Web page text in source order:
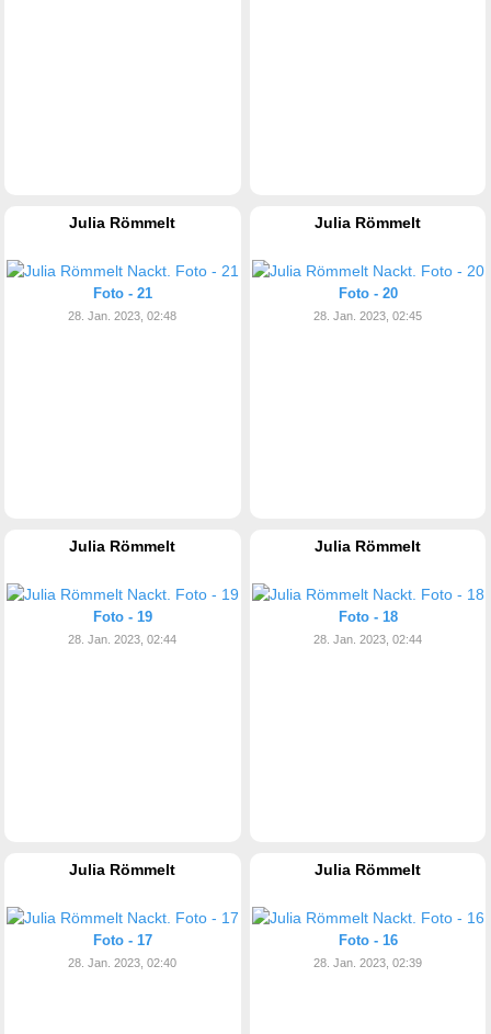
Julia Römmelt
Foto - 21
28. Jan. 2023, 02:48
Julia Römmelt
Foto - 20
28. Jan. 2023, 02:45
Julia Römmelt
Foto - 19
28. Jan. 2023, 02:44
Julia Römmelt
Foto - 18
28. Jan. 2023, 02:44
Julia Römmelt
Foto - 17
28. Jan. 2023, 02:40
Julia Römmelt
Foto - 16
28. Jan. 2023, 02:39